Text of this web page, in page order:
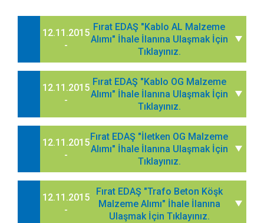
12.11.2015
-
Fırat EDAŞ "Kablo AL Malzeme
Alımı" İhale İlanına Ulaşmak İçin
Tıklayınız.
12.11.2015
-
Fırat EDAŞ "Kablo OG Malzeme
Alımı" İhale İlanına Ulaşmak İçin
Tıklayınız.
12.11.2015
-
Fırat EDAŞ "İletken OG Malzeme
Alımı" İhale İlanına Ulaşmak İçin
Tıklayınız.
12.11.2015
-
Fırat EDAŞ "Trafo Beton Köşk
Malzeme Alımı" İhale İlanına
Ulaşmak İçin Tıklayınız.